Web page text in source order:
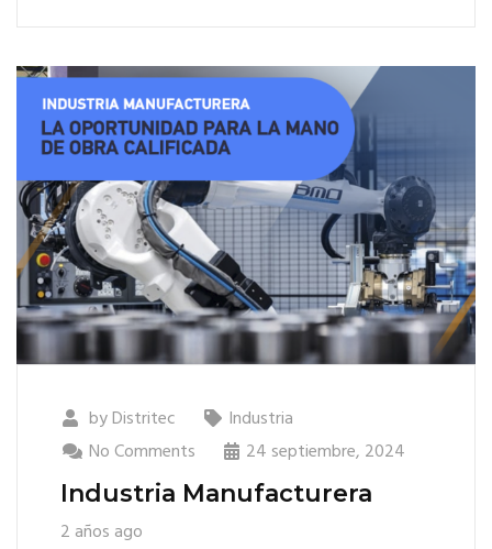
byDistritec
Industria
No Comments
24 septiembre, 2024
Industria Manufacturera
2 años ago